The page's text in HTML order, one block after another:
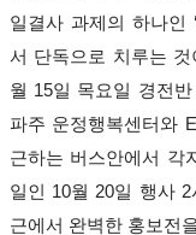
일결사 과제의 하나인 ‘
서 단독으로 치루는 것
월 15일 목요일 경전반
파주 운정행복센터와
근하는 버스안에서 각
일인 10월 20일 행사 2
근에서 완벽한 홍보전